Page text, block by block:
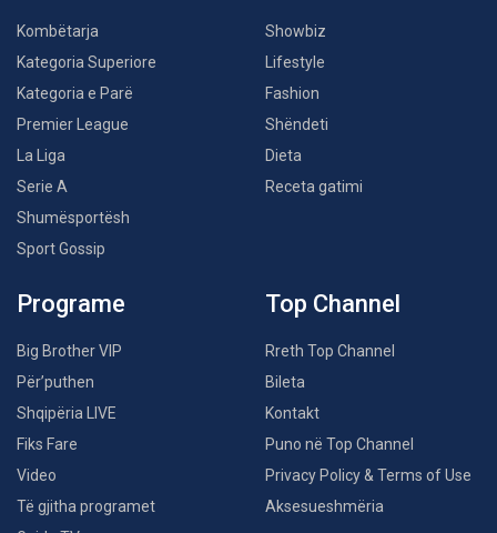
Kombëtarja
Kategoria Superiore
Kategoria e Parë
Premier League
La Liga
Serie A
Shumësportësh
Sport Gossip
Showbiz
Lifestyle
Fashion
Shëndeti
Dieta
Receta gatimi
Programe
Big Brother VIP
Për’puthen
Shqipëria LIVE
Fiks Fare
Video
Të gjitha programet
Top Channel
Rreth Top Channel
Bileta
Kontakt
Puno në Top Channel
Privacy Policy & Terms of Use
Aksesueshmëria